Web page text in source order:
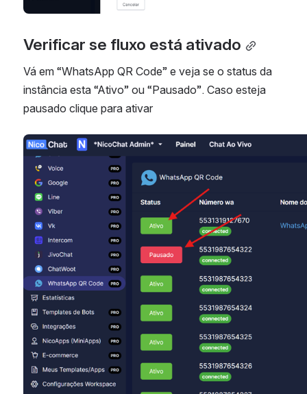
Verificar se fluxo está ativado
Vá em “WhatsApp QR Code” e veja se o status da
instância esta “Ativo” ou “Pausado”. Caso esteja
pausado clique para ativar
Abrir